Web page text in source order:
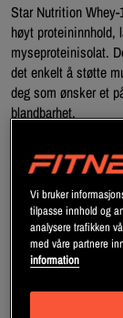
Star Nutrition
høyt proteininnhold,
myseproteinisolat.
det enkelt å støtte
deg som ønsker et
blandbarhet.
Informasjon
Star Nutrition
kvalitet laget for
Vi bruker
tilpasse innhold og
analysere trafikken
med våre partnere
information